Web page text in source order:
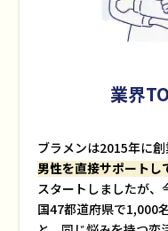
業界
ブラメンは2015年に創
男性を直接サポートし
スタートしましたが
国47都道府県で1,000